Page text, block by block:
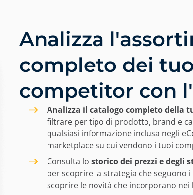
Analizza
completo dei
competitor con
Analizza il catalogo completo della
filtrare per tipo di prodotto, brand e
qualsiasi informazione inclusa negli
marketplace su cui vendono i tuoi
Consulta lo storico dei prezzi e degli
per scoprire la strategia che seguono
scoprire le novità che incorporano nei